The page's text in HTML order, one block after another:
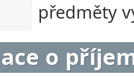
předměty
o